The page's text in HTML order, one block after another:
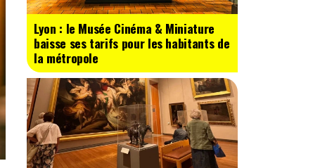
Lyon : le Musée Cinéma & Miniature
baisse ses tarifs pour les habitants de
la métropole